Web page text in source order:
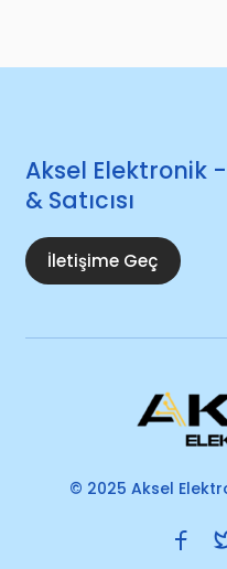
Aksel Elektronik
& Satıcısı
İletişime Geç
© 2025 Aksel